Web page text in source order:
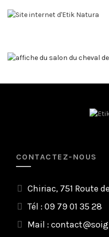
CONTACTEZ-NOUS
Chiriac, 751 Route
Tél : 09 79 01 35 28
Mail :